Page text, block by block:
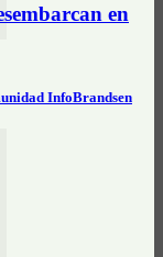
InfoBrandsen
en